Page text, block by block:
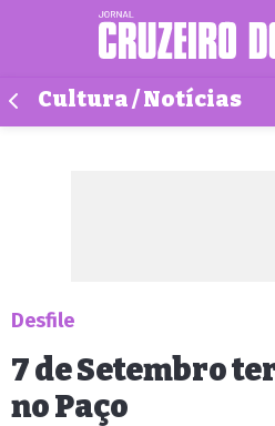
Cultura / Notícias
Desfile
7 de Setembro
no Paço